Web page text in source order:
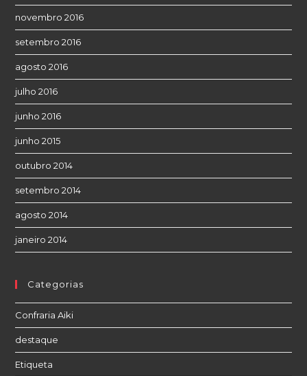
novembro 2016
setembro 2016
agosto 2016
julho 2016
junho 2016
junho 2015
outubro 2014
setembro 2014
agosto 2014
janeiro 2014
Categorias
Confraria Aiki
destaque
Etiqueta